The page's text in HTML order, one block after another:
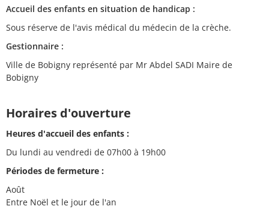
Accueil des enfants en situation de handicap :
Sous réserve de l'avis médical du médecin de la crèche.
Gestionnaire :
Ville de Bobigny représenté par Mr Abdel SADI Maire de
Bobigny
Horaires d'ouverture
Heures d'accueil des enfants :
Du lundi au vendredi de 07h00 à 19h00
Périodes de fermeture :
Août
Entre Noël et le jour de l'an